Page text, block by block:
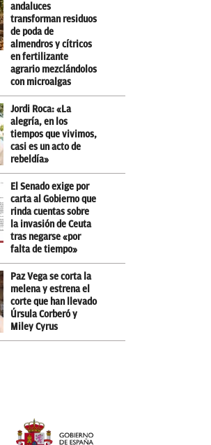
andaluces
transforman residuos
de poda de
almendros y cítricos
en fertilizante
agrario mezclándolos
con microalgas
Jordi Roca: «La
alegría, en los
tiempos que vivimos,
casi es un acto de
rebeldía»
El Senado exige por
carta al Gobierno que
rinda cuentas sobre
la invasión de Ceuta
tras negarse «por
falta de tiempo»
Paz Vega se corta la
melena y estrena el
corte que han llevado
Úrsula Corberó y
Miley Cyrus